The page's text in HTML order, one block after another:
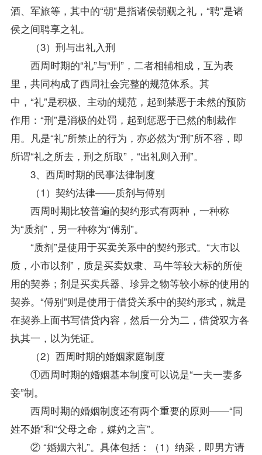
酒、军旅等，其中的“朝”是指诸侯朝觐之礼，“聘”是诸
侯之间聘享之礼。
（3）刑与出礼入刑
西周时期的“礼”与“刑”，二者相辅相成，互为表
里，共同构成了西周社会完整的规范体系。其
中，“礼”是积极、主动的规范，起到禁恶于未然的预防
作用：“刑”是消极的处罚，起到惩恶于已然的制裁作
用。凡是“礼”所禁止的行为，亦必然为“刑”所不容，即
所谓“礼之所去，刑之所取”，“出礼则入刑”。
3、西周时期的民事法律制度
（1）契约法律——质剂与傅别
西周时期比较普遍的契约形式有两种，一种称
为“质剂”，另一种称为“傅别”。
“质剂”是使用于买卖关系中的契约形式。“大市以
质，小市以剂”，质是买卖奴隶、马牛等较大标的所使
用的契券；剂是买卖兵器、珍异之物等较小标的使用的
契券。“傅别”则是使用于借贷关系中的契约形式，就是
在契券上面书写借贷内容，然后一分为二，借贷双方各
执其一，以为凭证。
（2）西周时期的婚姻家庭制度
①西周时期的婚姻基本制度可以说是“一夫一妻多
妾”制。
西周时期的婚姻制度还有两个重要的原则——“同
姓不婚”和“父母之命，媒妁之言”。
② “婚姻六礼”。具体包括：（1）纳采，即男方请